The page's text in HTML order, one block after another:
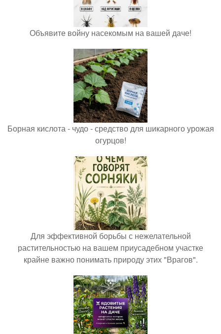
Объявите войну насекомым на вашей даче!
Борная кислота - чудо - средство для шикарного урожая
огурцов!
Для эффективной борьбы с нежелательной
растительностью на вашем приусадебном участке
крайне важно понимать природу этих "Врагов".